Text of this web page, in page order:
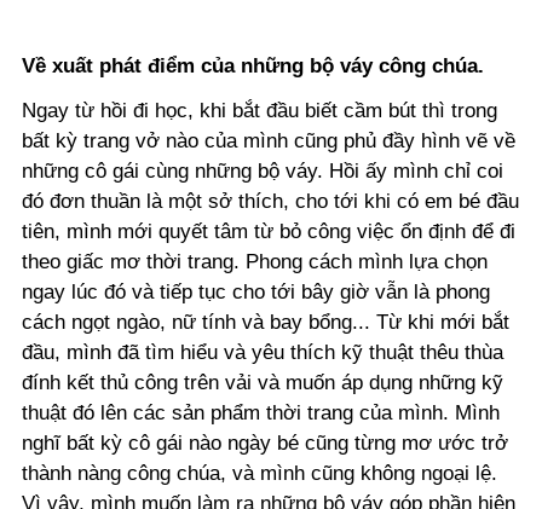
Về xuất phát điểm của những bộ váy công chúa.
Ngay từ hồi đi học, khi bắt đầu biết cầm bút thì trong
bất kỳ trang vở nào của mình cũng phủ đầy hình vẽ về
những cô gái cùng những bộ váy. Hồi ấy mình chỉ coi
đó đơn thuần là một sở thích, cho tới khi có em bé đầu
tiên, mình mới quyết tâm từ bỏ công việc ổn định để đi
theo giấc mơ thời trang. Phong cách mình lựa chọn
ngay lúc đó và tiếp tục cho tới bây giờ vẫn là phong
cách ngọt ngào, nữ tính và bay bổng... Từ khi mới bắt
đầu, mình đã tìm hiểu và yêu thích kỹ thuật thêu thùa
đính kết thủ công trên vải và muốn áp dụng những kỹ
thuật đó lên các sản phẩm thời trang của mình. Mình
nghĩ bất kỳ cô gái nào ngày bé cũng từng mơ ước trở
thành nàng công chúa, và mình cũng không ngoại lệ.
Vì vậy, mình muốn làm ra những bộ váy góp phần hiện